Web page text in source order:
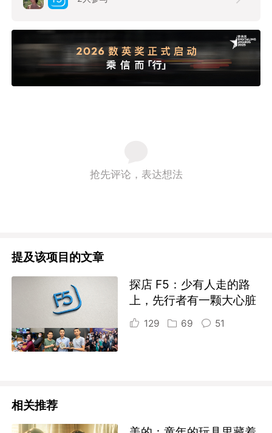
抢先评论，表达想法
提及该项目的文章
探店 F5：少有人走的路
上，先行者有一颗大心脏
129 69 51
相关推荐